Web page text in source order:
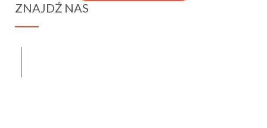
ZNAJDŹ NAS